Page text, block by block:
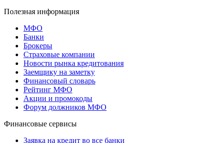
Полезная информация
МФО
Банки
Брокеры
Страховые компании
Новости рынка кредитования
Заемщику на заметку
Финансовый словарь
Рейтинг МФО
Акции и промокоды
Форум должников МФО
Финансовые сервисы
Заявка на кредит во все банки